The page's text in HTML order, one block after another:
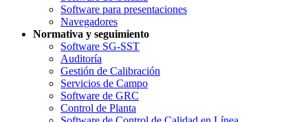
Software para presentaciones
Navegadores
Normativa y seguimiento
Software SG-SST
Auditoría
Gestión de Calibración
Servicios de Campo
Software de GRC
Control de Planta